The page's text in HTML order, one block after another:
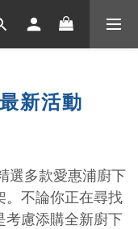
最新活動
選多款愛惠浦廚下
。不論你正在尋找
考慮添購全新廚下